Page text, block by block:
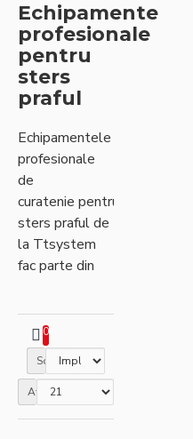
Echipamente
profesionale
pentru
sters
praful
Echipamentele
profesionale
de
curatenie pentru
sters praful de
la Ttsystem
fac parte din
de ustensile
de sters
praful.Folosind
sistemele de
stergere a
0
Sortare
Afisare